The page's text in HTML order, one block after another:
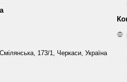
173/1, Черкаси, Україна